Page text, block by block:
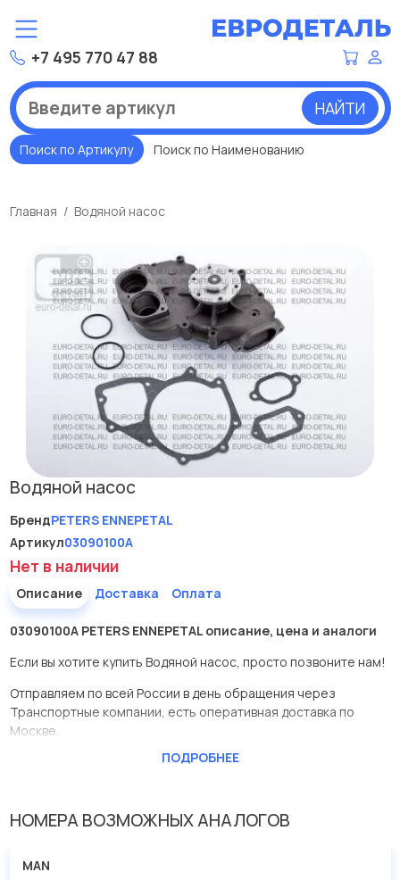
+7 495 770 47 88
НАЙТИ
Поиск по Артикулу Поиск по Наименованию
Главная Водяной насос
Водяной насос
БрендPETERS ENNEPETAL
Артикул03090100A
Нет в наличии
Описание Доставка Оплата
03090100A PETERS ENNEPETAL описание, цена и аналоги
Если вы хотите купить Водяной насос, просто позвоните нам!
Отправляем по всей России в день обращения через
Транспортные компании, есть оперативная доставка по
Москве.
Эта запчасть представлена по производителю PETERS
У данной детали есть аналоги с номерами, убедитесь сами.
большом ассортименте.
ПОДРОБНЕЕ
НОМЕРА ВОЗМОЖНЫХ АНАЛОГОВ
MAN